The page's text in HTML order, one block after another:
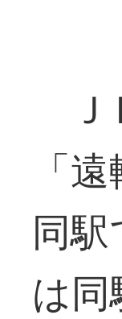
Ｊ
「
同
は